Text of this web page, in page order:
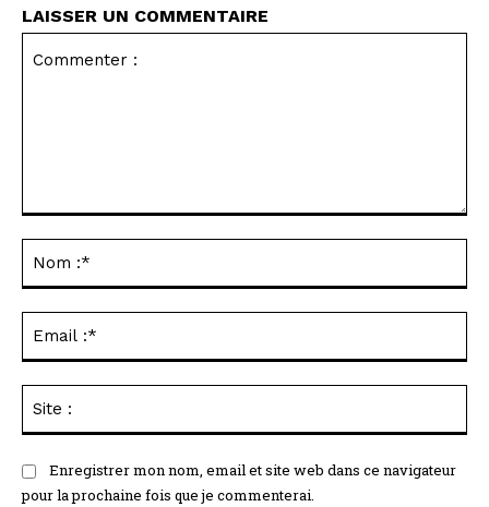
LAISSER UN COMMENTAIRE
Enregistrer mon nom, email et site web dans ce navigateur
pour la prochaine fois que je commenterai.